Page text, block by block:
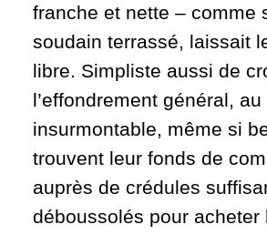
franche et nette – comme
soudain terrassé, laissait
libre. Simpliste aussi de
l’effondrement général,
insurmontable, même si
trouvent leur fonds de
auprès de crédules
déboussolés pour acheter